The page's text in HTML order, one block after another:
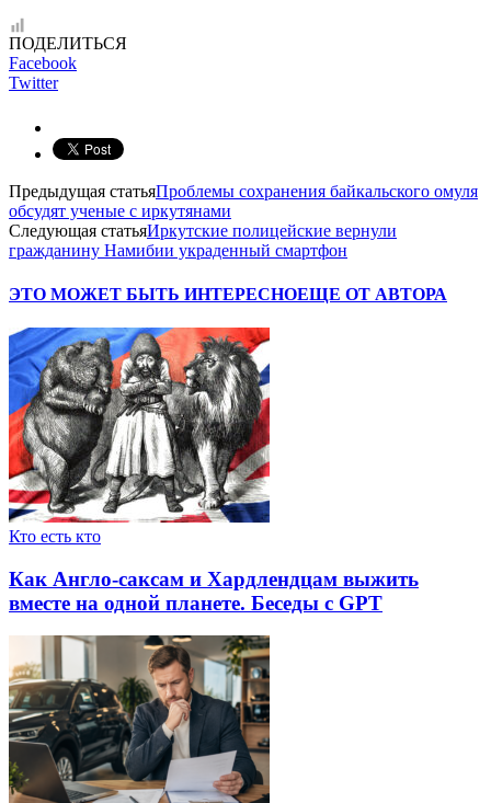
ПОДЕЛИТЬСЯ
Facebook
Twitter
Предыдущая статьяПроблемы сохранения байкальского омуля
обсудят ученые с иркутянами
Следующая статьяИркутские полицейские вернули
гражданину Намибии украденный смартфон
ЭТО МОЖЕТ БЫТЬ ИНТЕРЕСНОЕЩЕ ОТ АВТОРА
Кто есть кто
Как Англо-саксам и Хардлендцам выжить
вместе на одной планете. Беседы с GPT